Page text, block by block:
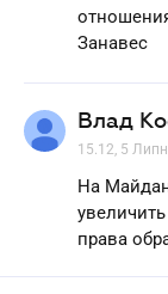
Занавес
Влад
15.12, 5
На
права